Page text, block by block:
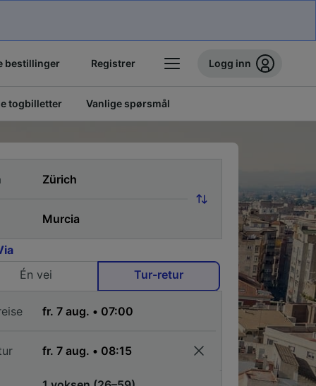
bestillinger Registrer Logg inn
togbilletter Vanlige spørsmål
Én vei
Tur-retur